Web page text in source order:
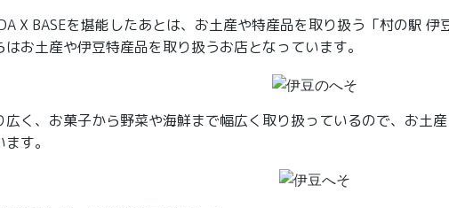
X BASEを堪能したあとは、お土産や特産品を取り扱う「村の駅 伊
はお土産や伊豆特産品を取り扱うお店となっています。
広く、お菓子から野菜や海鮮まで幅広く取り扱っているので、お土
す。